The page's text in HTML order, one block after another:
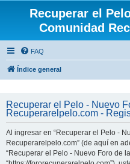
Recuperar el
Comunidad
FAQ
Índice general
Recuperar el Pelo - Nuevo
Recuperarelpelo.com -
Al ingresar en “Recuperar el Pelo -
Recuperarelpelo.com” (de aquí en
“Recuperar el Pelo - Nuevo Foro de